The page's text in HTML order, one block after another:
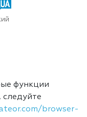
функции
browser-